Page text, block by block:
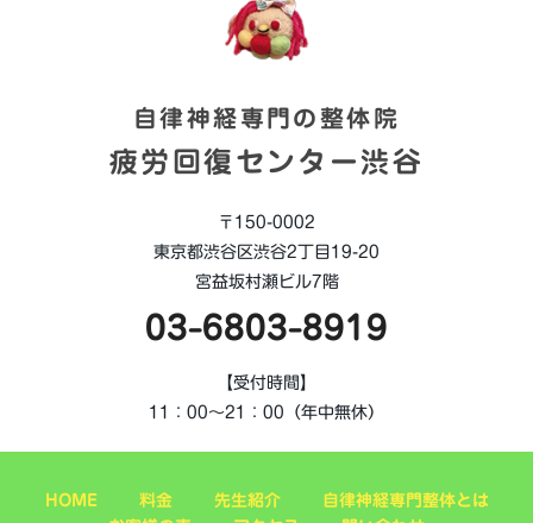
自律神経専門の整体院
疲労回復センター渋谷
〒150-0002
東京都渋谷区渋谷2丁目19-20
宮益坂村瀬ビル7階
03-6803-8919
【受付時間】
11：00～21：00（年中無休）
HOME 料金 先生紹介
自律神経専門整体とは